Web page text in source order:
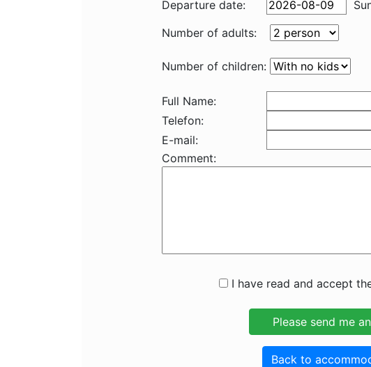
Departure date:
Number of adults:
Number of children:
Full Name:
Telefon:
E-mail:
Comment:
I have read and accept
Back to